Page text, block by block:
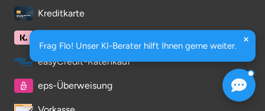
Frag Flo! Unser KI-Berater hilft Ihnen gerne weiter.
Kreditkarte
easyCredit-Ratenkauf
eps-Überweisung